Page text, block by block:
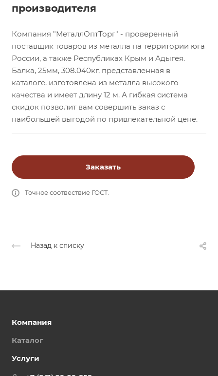
производителя
Компания "МеталлОптТорг" - проверенный
поставщик товаров из металла на территории юга
России, а также Республиках Крым и Адыгея.
Балка, 25мм, 308.040кг, представленная в
каталоге, изготовлена из металла высокого
качества и имеет длину 12 м. А гибкая система
скидок позволит вам совершить заказ с
наибольшей выгодой по привлекательной цене.
Заказать
Точное соотвествие ГОСТ.
Назад к списку
Компания
Каталог
Услуги